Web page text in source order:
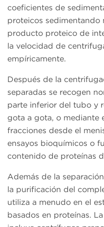
coeficientes de
proteicos sedimentando
producto proteico de
la velocidad de
empíricamente.
Después de la
separadas se recogen
parte inferior del tubo y
gota a gota, o mediante
fracciones desde el
ensayos bioquímicos o
contenido de proteínas
Además de la
la purificación del
utiliza a menudo en el
basados en proteínas.